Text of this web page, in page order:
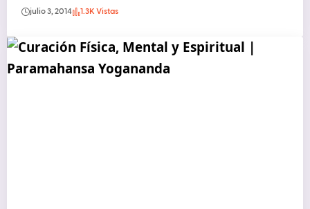
julio 3, 2014 1.3K Vistas